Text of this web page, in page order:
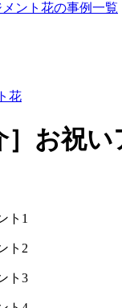
ント花の事例一覧
花
］お祝